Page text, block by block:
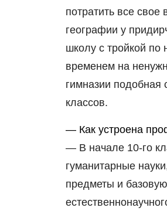
потратить все
географии у
школу с тройкой по
временем на
гимназии
классов.
— Как устроена
— В начале 10-го
гуманитарные
предметы и